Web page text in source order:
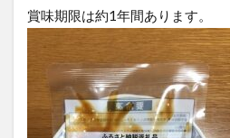
賞味期限は約1年間あります。